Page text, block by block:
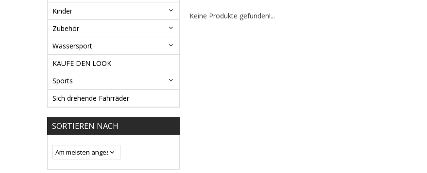
Kinder
Zubehör
Wassersport
KAUFE DEN LOOK
Sports
Sich drehende Fahrräder
SORTIEREN NACH
Keine Produkte gefunden!...